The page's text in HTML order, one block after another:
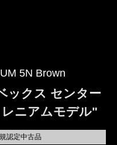
5N Brown
ックス センター
ニアムモデル"
認定中古品